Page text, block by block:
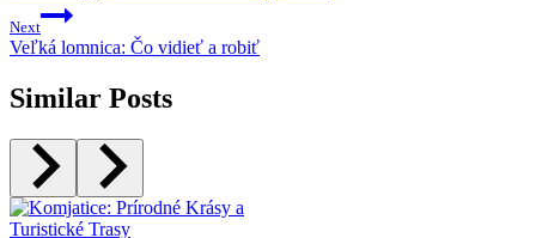
Next
Veľká lomnica: Čo vidieť a robiť
Similar Posts